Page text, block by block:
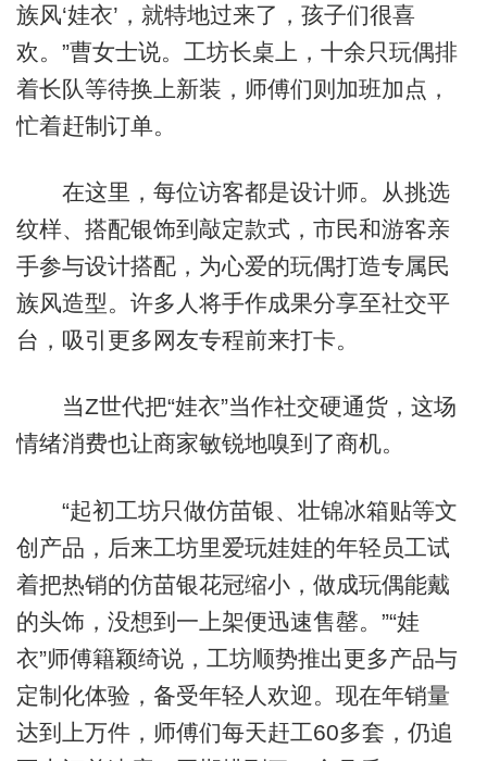
族风‘娃衣’，就特地过来了，孩子们很喜
欢。”曹女士说。工坊长桌上，十余只玩偶排
着长队等待换上新装，师傅们则加班加点，
忙着赶制订单。
在这里，每位访客都是设计师。从挑选
纹样、搭配银饰到敲定款式，市民和游客亲
手参与设计搭配，为心爱的玩偶打造专属民
族风造型。许多人将手作成果分享至社交平
台，吸引更多网友专程前来打卡。
当Z世代把“娃衣”当作社交硬通货，这场
情绪消费也让商家敏锐地嗅到了商机。
“起初工坊只做仿苗银、壮锦冰箱贴等文
创产品，后来工坊里爱玩娃娃的年轻员工试
着把热销的仿苗银花冠缩小，做成玩偶能戴
的头饰，没想到一上架便迅速售罄。”“娃
衣”师傅籍颖绮说，工坊顺势推出更多产品与
定制化体验，备受年轻人欢迎。现在年销量
达到上万件，师傅们每天赶工60多套，仍追